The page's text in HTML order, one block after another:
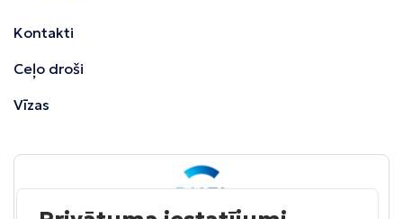
Kontakti
Ceļo droši
Vīzas